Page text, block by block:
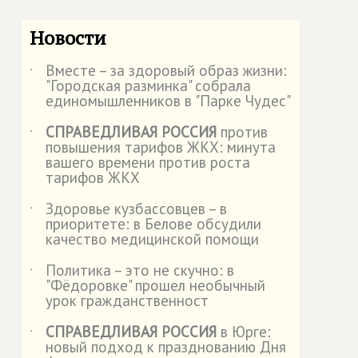
Новости
˙ Вместе – за здоровый образ жизни:
"Городская разминка" собрала
единомышленников в "Парке Чудес"
˙
СПРАВЕДЛИВАЯ РОССИЯ против
повышения тарифов ЖКХ: минута
вашего времени против роста
тарифов ЖКХ
˙
Здоровье кузбассовцев – в
приоритете: в Белове обсудили
качество медицинской помощи
˙
Политика – это не скучно: в
"Фёдоровке" прошел необычный
урок гражданственност
˙
СПРАВЕДЛИВАЯ РОССИЯ в Юрге:
новый подход к празднованию Дня